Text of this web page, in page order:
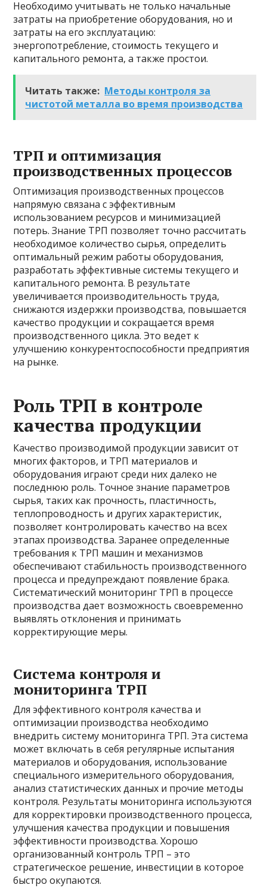
Необходимо учитывать не только начальные
затраты на приобретение оборудования, но и
затраты на его эксплуатацию:
энергопотребление, стоимость текущего и
капитального ремонта, а также простои.
Читать также: Методы контроля за
чистотой металла во время производства
ТРП и оптимизация
производственных процессов
Оптимизация производственных процессов
напрямую связана с эффективным
использованием ресурсов и минимизацией
потерь. Знание ТРП позволяет точно рассчитать
необходимое количество сырья, определить
оптимальный режим работы оборудования,
разработать эффективные системы текущего и
капитального ремонта. В результате
увеличивается производительность труда,
снижаются издержки производства, повышается
качество продукции и сокращается время
производственного цикла. Это ведет к
улучшению конкурентоспособности предприятия
на рынке.
Роль ТРП в контроле
качества продукции
Качество производимой продукции зависит от
многих факторов, и ТРП материалов и
оборудования играют среди них далеко не
последнюю роль. Точное знание параметров
сырья, таких как прочность, пластичность,
теплопроводность и других характеристик,
позволяет контролировать качество на всех
этапах производства. Заранее определенные
требования к ТРП машин и механизмов
обеспечивают стабильность производственного
процесса и предупреждают появление брака.
Систематический мониторинг ТРП в процессе
производства дает возможность своевременно
выявлять отклонения и принимать
корректирующие меры.
Система контроля и
мониторинга ТРП
Для эффективного контроля качества и
оптимизации производства необходимо
внедрить систему мониторинга ТРП. Эта система
может включать в себя регулярные испытания
материалов и оборудования, использование
специального измерительного оборудования,
анализ статистических данных и прочие методы
контроля. Результаты мониторинга используются
для корректировки производственного процесса,
улучшения качества продукции и повышения
эффективности производства. Хорошо
организованный контроль ТРП – это
стратегическое решение, инвестиции в которое
быстро окупаются.